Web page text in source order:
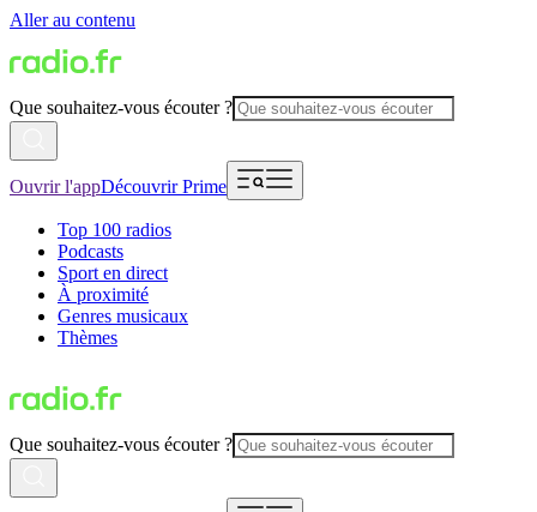
Aller au contenu
Que souhaitez-vous écouter ?
Ouvrir l'appDécouvrir Prime
Top 100 radios
Podcasts
Sport en direct
À proximité
Genres musicaux
Thèmes
Que souhaitez-vous écouter ?